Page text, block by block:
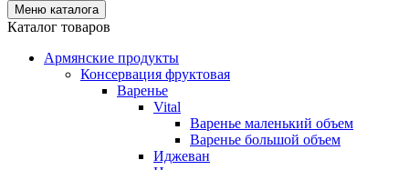
Меню каталога
Каталог товаров
Армянские продукты
Консервация фруктовая
Варенье
Vital
Варенье маленький объем
Варенье большой объем
Иджеван